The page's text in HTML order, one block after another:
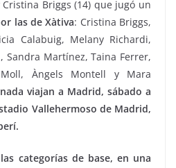
Briggs (14) que jugó un
las de Xàtiva: Cristina Briggs,
Calabuig, Melany Richardi,
Sandra Martínez, Taina Ferrer,
Àngels Montell y Mara
viajan a Madrid, sábado a
Vallehermoso de Madrid,
categorías de base, en una